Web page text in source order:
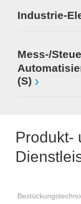
Industrie-
Mess-/
(S)
Produkt-